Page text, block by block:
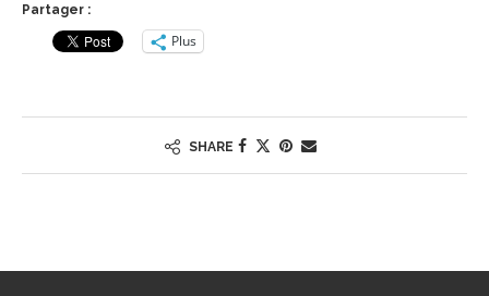
Partager :
Plus
SHARE